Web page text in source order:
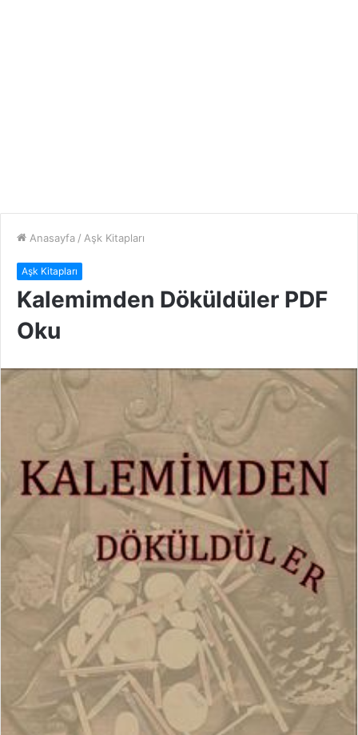
Anasayfa / Aşk Kitapları
Aşk Kitapları
Kalemimden Döküldüler PDF
Oku